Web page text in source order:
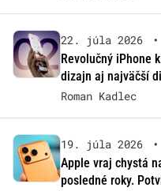
22. júla 2026 •
Revolučný iPhone
dizajn aj najväčší
Roman Kadlec
19. júla 2026 •
Apple vraj chystá
posledné roky.